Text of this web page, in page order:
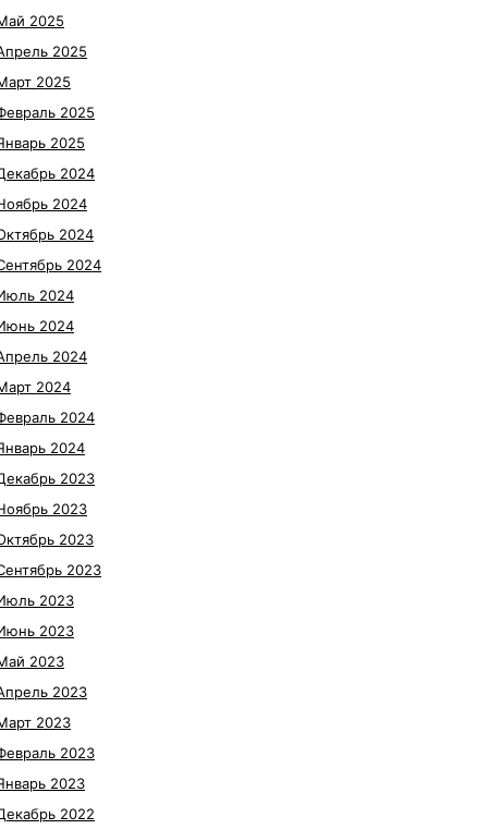
2025
2025
2025
2025
2025
2024
2024
2024
2024
2024
2024
2024
2024
2024
2024
2023
2023
2023
2023
2023
2023
2023
2023
2023
2023
2023
2022